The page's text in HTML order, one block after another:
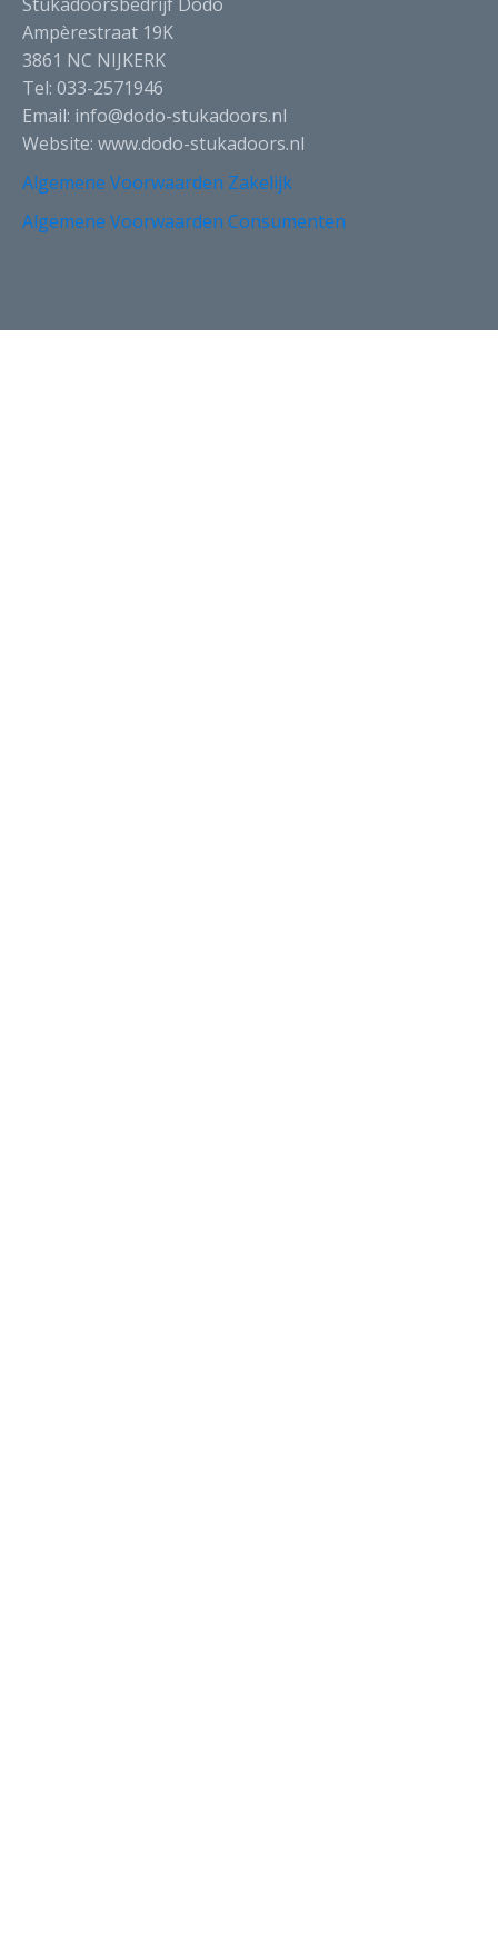
Ampèrestraat 19K
3861 NC NIJKERK
Tel: 033-2571946
Email: info@dodo-stukadoors.nl
Website: www.dodo-stukadoors.nl
Algemene Voorwaarden Zakelijk
Algemene Voorwaarden Consumenten